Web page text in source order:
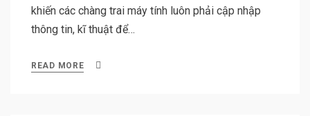
khiến các chàng trai máy tính luôn phải cập nhập
thông tin, kĩ thuật để…
READ MORE